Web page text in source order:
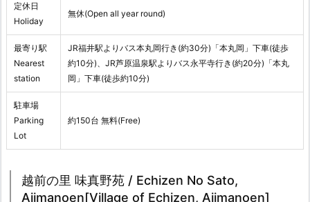
定休日
Holiday
無休(Open all year round)
最寄り駅
Nearest
station
JR福井駅よりバス本丸岡行き(約30分)「本丸岡」下車(徒歩
約10分)、JR芦原温泉駅よりバス永平寺行き(約20分)「本丸
岡」下車(徒歩約10分)
駐車場
Parking
Lot
約150台 無料(Free)
越前の里 味真野苑 / Echizen No Sato,
Ajimanoen[Village of Echizen, Ajimanoen]